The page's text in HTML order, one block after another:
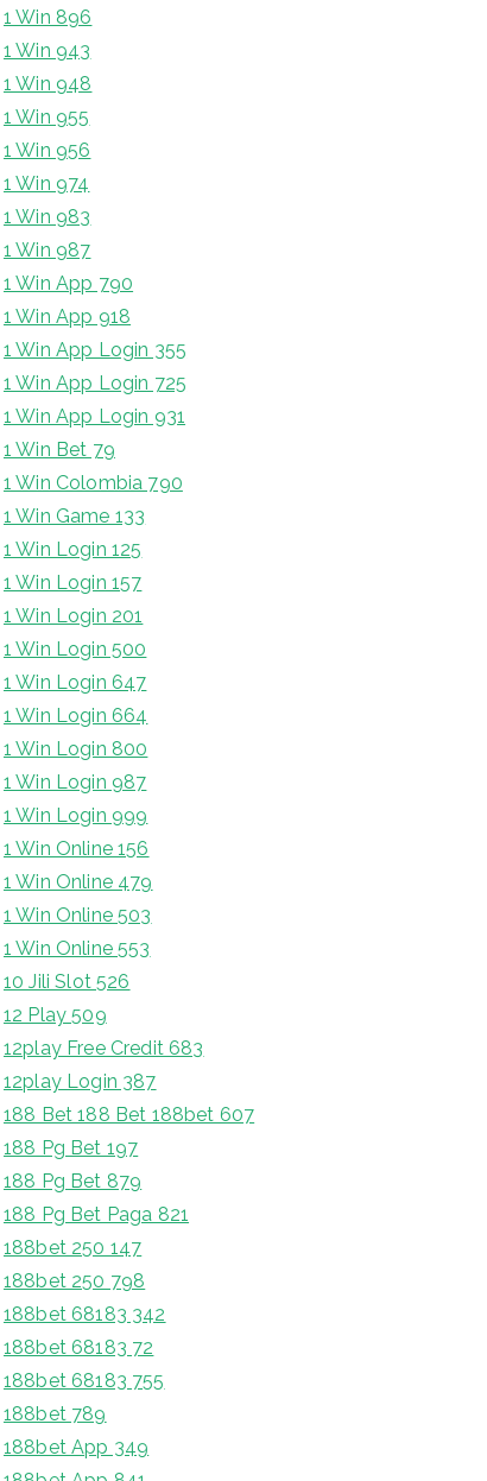
1 Win 896
1 Win 943
1 Win 948
1 Win 955
1 Win 956
1 Win 974
1 Win 983
1 Win 987
1 Win App 790
1 Win App 918
1 Win App Login 355
1 Win App Login 725
1 Win App Login 931
1 Win Bet 79
1 Win Colombia 790
1 Win Game 133
1 Win Login 125
1 Win Login 157
1 Win Login 201
1 Win Login 500
1 Win Login 647
1 Win Login 664
1 Win Login 800
1 Win Login 987
1 Win Login 999
1 Win Online 156
1 Win Online 479
1 Win Online 503
1 Win Online 553
10 Jili Slot 526
12 Play 509
12play Free Credit 683
12play Login 387
188 Bet 188 Bet 188bet 607
188 Pg Bet 197
188 Pg Bet 879
188 Pg Bet Paga 821
188bet 250 147
188bet 250 798
188bet 68183 342
188bet 68183 72
188bet 68183 755
188bet 789
188bet App 349